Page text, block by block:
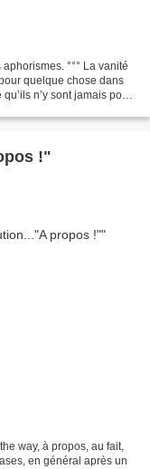
°°° La vanité
quelque chose dans
n’y sont jamais pour
!"
way, à propos, au fait,
en général après un